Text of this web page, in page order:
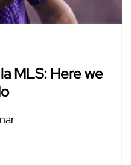
MLS: Here we